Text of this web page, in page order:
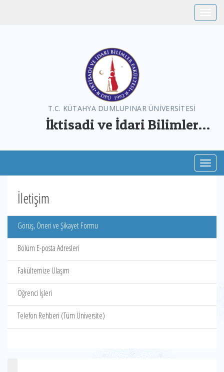
T.C. KÜTAHYA DUMLUPINAR ÜNİVERSİTESİ
İktisadi ve İdari Bilimler
İletişim
Görüş, Öneri ve Şikayet Formu
Bölüm E-posta Adresleri
Fakültemize Ulaşım
Öğrenci İşleri
Telefon Rehberi (Tüm Üniversite)